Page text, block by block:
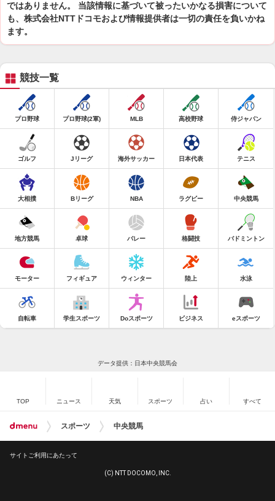
ではありません。 当該情報に基づいて被ったいかなる損害について
も、株式会社NTTドコモおよび情報提供者は一切の責任を負いかね
ます。
競技一覧
プロ野球 プロ野球(2軍) MLB 高校野球 侍ジャパン
ゴルフ Jリーグ 海外サッカー 日本代表 テニス
大相撲 Bリーグ NBA ラグビー 中央競馬
地方競馬 卓球 バレー 格闘技 バドミントン
モーター フィギュア ウィンター 陸上 水泳
自転車 学生スポーツ Doスポーツ ビジネス eスポーツ
データ提供：日本中央競馬会
TOP ニュース 天気 スポーツ 占い すべて
スポーツ 中央競馬
サイトご利用にあたって
(C) NTT DOCOMO, INC.